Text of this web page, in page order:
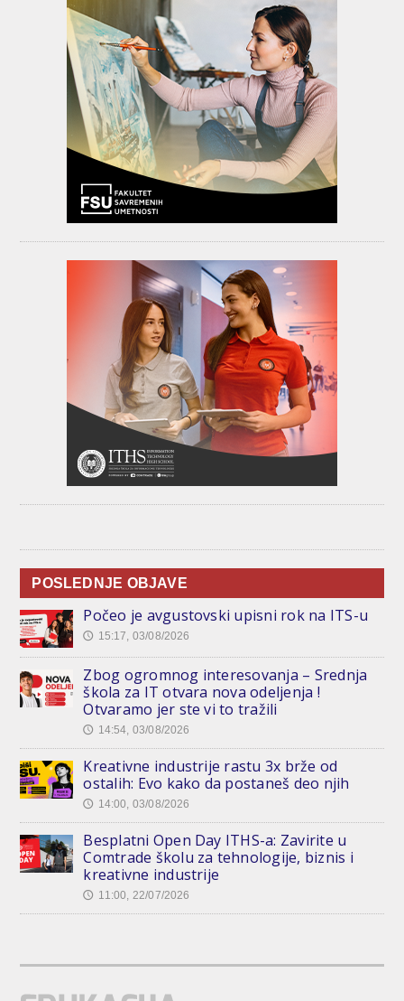
POSLEDNJE OBJAVE
Počeo je avgustovski upisni rok na ITS-u
🕔 15:17, 03/08/2026
Zbog ogromnog interesovanja – Srednja
škola za IT otvara nova odeljenja !
Otvaramo jer ste vi to tražili
🕔 14:54, 03/08/2026
Kreativne industrije rastu 3x brže od
ostalih: Evo kako da postaneš deo njih
🕔 14:00, 03/08/2026
Besplatni Open Day ITHS-a: Zavirite u
Comtrade školu za tehnologije, biznis i
kreativne industrije
🕔 11:00, 22/07/2026